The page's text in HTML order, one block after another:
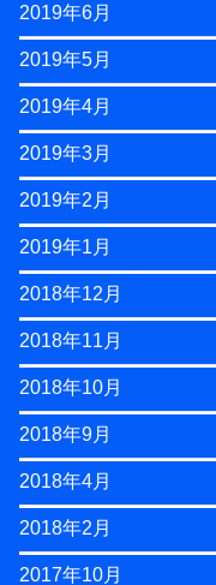
2019年6月
2019年5月
2019年4月
2019年3月
2019年2月
2019年1月
2018年12月
2018年11月
2018年10月
2018年9月
2018年4月
2018年2月
2017年10月